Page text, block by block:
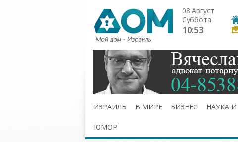
08 Август
Суббота
10:53
ИЗРАИЛЬ В МИРЕ БИЗНЕС НАУКА
ЮМОР